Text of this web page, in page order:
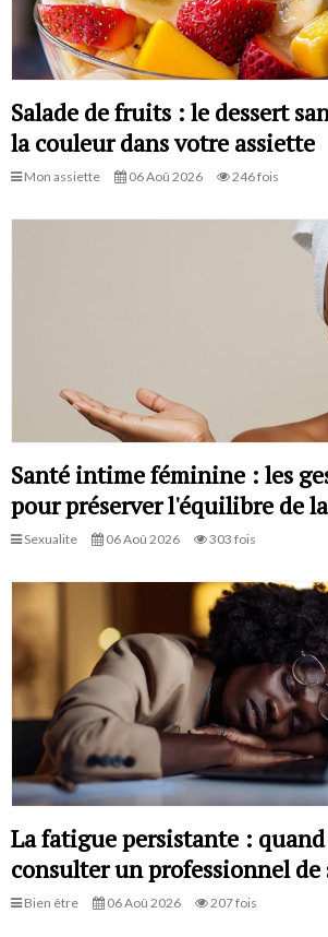
Salade de fruits : le dessert
la couleur dans votre assiette
Mon assiette 06 Aoû 2026 246 fois
Santé intime féminine : les
pour préserver l'équilibre de
Sexualite 06 Aoû 2026 303 fois
La fatigue persistante :
consulter un professionnel de
Bien être 06 Aoû 2026 207 fois